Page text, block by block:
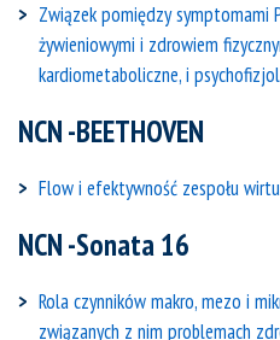
Związek pomiędzy symptomami
żywieniowymi i zdrowiem
kardiometaboliczne, i
NCN -BEETHOVEN
Flow i efektywność zespołu
NCN -Sonata 16
Rola czynników makro, mezo i
związanych z nim problemach